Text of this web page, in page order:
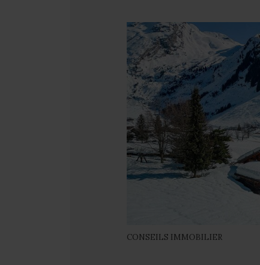
CONSEILS IMMOBILIER